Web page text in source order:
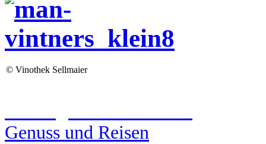
© Vinothek Sellmaier
Genuss und Reisen